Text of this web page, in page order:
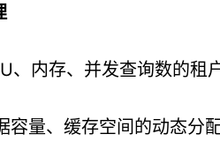
、内存、并发查询数的租
容量、缓存空间的动态分